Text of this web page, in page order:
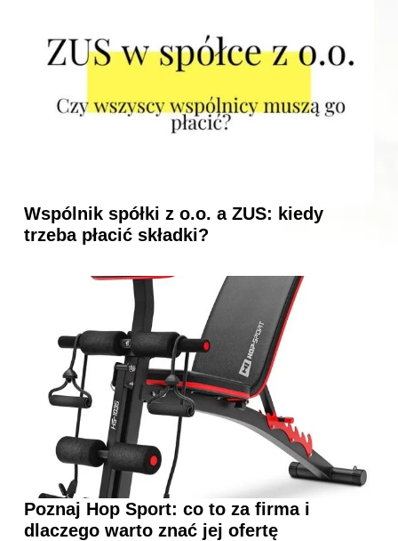
Wspólnik spółki z o.o. a ZUS: kiedy
trzeba płacić składki?
Poznaj Hop Sport: co to za firma i
dlaczego warto znać jej ofertę